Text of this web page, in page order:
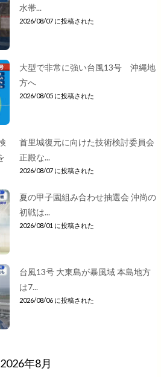
水帯...
2026/08/07 に投稿された
大型で非常に強い台風13号 沖縄地
方へ
2026/08/05 に投稿された
首里城復元に向けた技術検討委員会
正殿な...
2026/08/07 に投稿された
夏の甲子園組み合わせ抽選会 沖尚の
初戦は...
2026/08/01 に投稿された
台風13号 大東島が暴風域 本島地方
は7...
2026/08/06 に投稿された
2026年8月